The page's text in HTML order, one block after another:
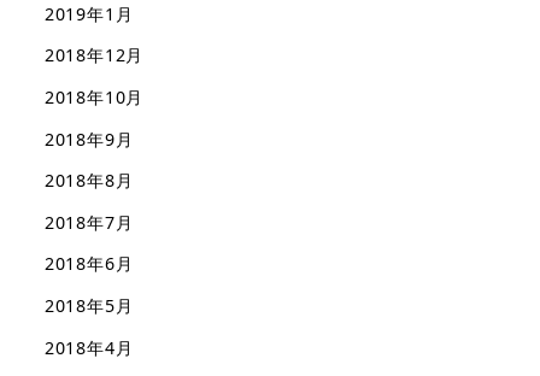
2019年1月
2018年12月
2018年10月
2018年9月
2018年8月
2018年7月
2018年6月
2018年5月
2018年4月